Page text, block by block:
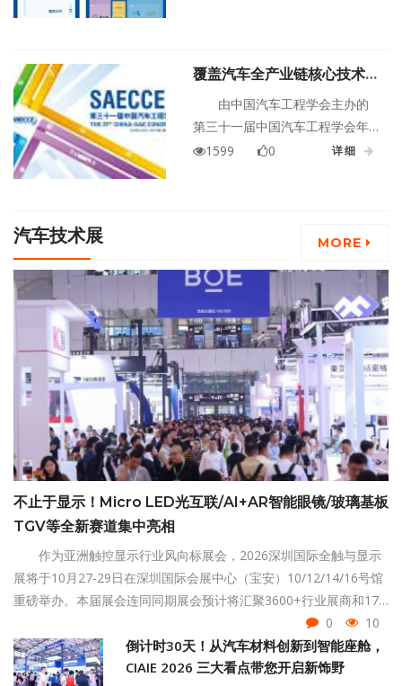
与现场展示，预计吸引来自政
府、高校及科研机构、整车、汽
车零部件上下游企业及科技创新
企业参会代表及参观观众5000
覆盖汽车全产业链核心技术与
产品，策划四大主题五大特色
展，SAECCE 2024展览招
商进行中
由中国汽车工程学会主办的
第三十一届中国汽车工程学会年
会暨展览会（SAECCE 2024）将
段为主题，计划召开举办1场开幕
CTO闭门峰会，近100场专题论坛
及技术研讨会，技术展览面积预
计15000平米。
1599 0 详细
汽车技术展 MORE
不止于显示！Micro LED光互联/AI+AR智能眼镜/玻璃基板
TGV等全新赛道集中亮相
作为亚洲触控显示行业风向标展会，2026深圳国际全触与显示
展将于10月27-29日在深圳国际会展中心（宝安）10/12/14/16号馆
重磅举办。本届展会连同同期展会预计将汇聚3600+行业展商和17
万+全球优质专业买家（包含5,000+海外买家），聚焦Micro LED光
互联、AI+AR智能眼镜、TGV技术、智能座舱、OLED柔性显示等前
沿领域。
0 10
倒计时30天！从汽车材料创新到智能座舱，
CIAIE 2026 三大看点带您开启新饰野